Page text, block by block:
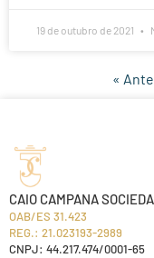
19 de outubro de 2021
«
CAIO CAMPANA
OAB/ES 31.423
REG.: 21.023193-2989
CNPJ: 44.217.474/0001-65